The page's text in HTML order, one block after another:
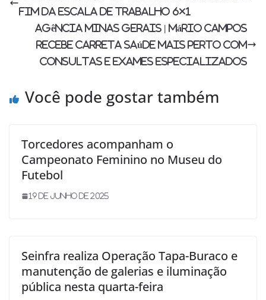
fim da escala de trabalho 6×1
Agência Minas Gerais | Mário Campos
recebe Carreta Saúde Mais Perto com
consultas e exames especializados
Você pode gostar também
Torcedores acompanham o
Campeonato Feminino no Museu do
Futebol
19 de junho de 2025
Seinfra realiza Operação Tapa-Buraco e
manutenção de galerias e iluminação
pública nesta quarta-feira